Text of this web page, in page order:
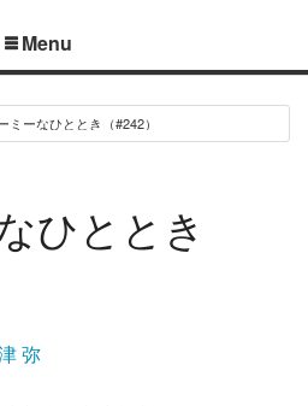
Menu
ミーなひととき（#242）
ひととき
弥